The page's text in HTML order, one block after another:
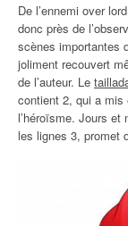
De l’ennemi over
donc près de
scènes importantes
joliment recouvert
de l’auteur. Le
contient 2, qui a
l’héroïsme. Jours
les lignes 3, promet